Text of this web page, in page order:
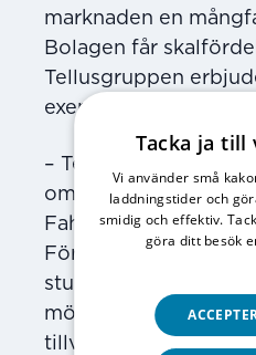
marknaden en
Bolagen får
Tellusgruppen
exempel utveckling
– Tellusgruppen
området
Fahimi som är vd för
Förutom modersmål
studiehandledning
möjligheter att, via
tillväxt, kunna
Tacka ja till
Vi använder små
laddningstider och
smidig och effektiv.
göra ditt besök